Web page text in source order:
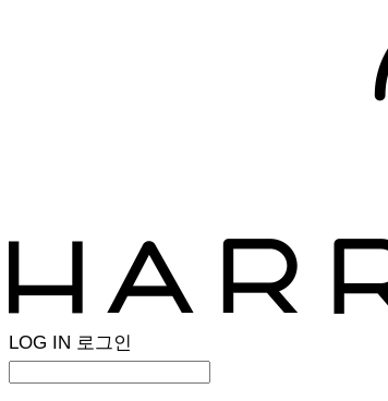
LOG IN 로그인